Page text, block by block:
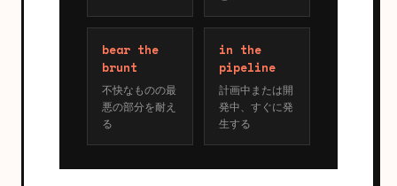
bear the
brunt
不快なものの最
悪の部分を耐え
る
in the
pipeline
計画中または開
発中、すぐに発
生する